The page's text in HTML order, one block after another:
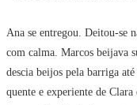
Ana se entregou. Deitou-se
com calma. Marcos beijava
descia beijos pela barriga
quente e experiente de